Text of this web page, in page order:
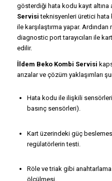
gösterdiği hata kodu kayıt altına
Servisi teknisyenleri üretici hata
ile karşılaştırma yapar.
diagnostic port tarayıcıları ile
edilir.
İldem Beko Kombi Servisi
arızalar ve çözüm yaklaşımları
Hata kodu ile ilişkili
basınç sensörleri).
Kart üzerindeki güç
regülatörlerin testi.
Röle ve triak gibi
ölçülmesi.